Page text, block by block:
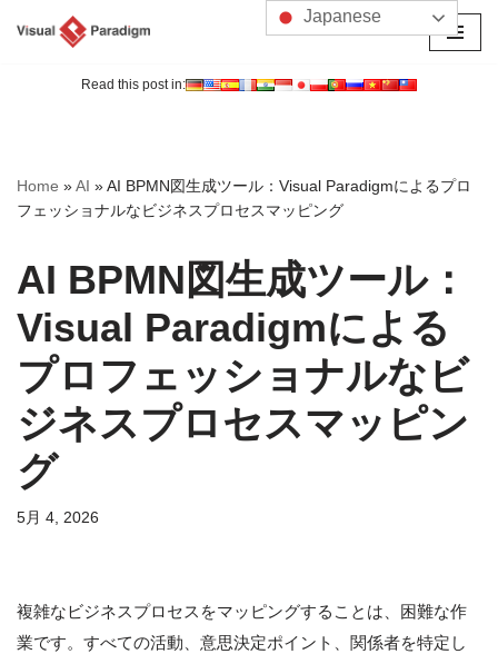
へ
ス
ッ
プ
Read this post in:
Home »AI »AI BPMN図生成ツール：Visual Paradigmによるプロ
フェッショナルなビジネスプロセスマッピング
AI BPMN図生成ツール：
Visual Paradigmによる
プロフェッショナルなビ
ジネスプロセスマッピン
グ
5月 4, 2026
複雑なビジネスプロセスをマッピングすることは、困難な作
業です。すべての活動、意思決定ポイント、関係者を特定し
Japanese